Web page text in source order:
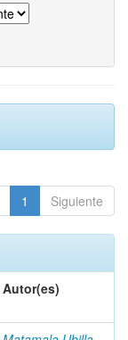
1 Siguiente
Autor(es)